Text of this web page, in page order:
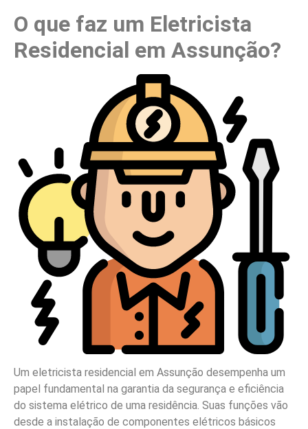
O que faz um Eletricista
Residencial em Assunção?
Um eletricista residencial em Assunção desempenha um
papel fundamental na garantia da segurança e eficiência
do sistema elétrico de uma residência. Suas funções vão
desde a instalação de componentes elétricos básicos